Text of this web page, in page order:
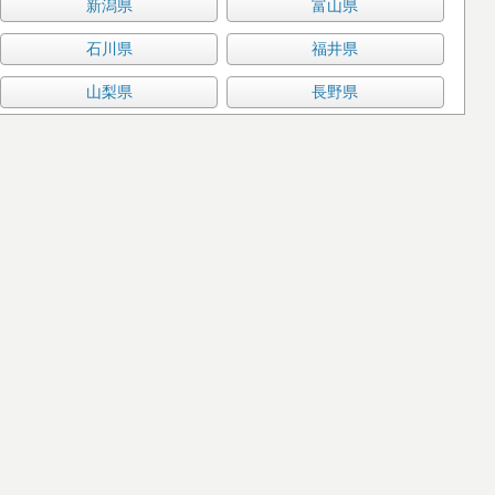
新潟県 富山県
石川県 福井県
山梨県 長野県